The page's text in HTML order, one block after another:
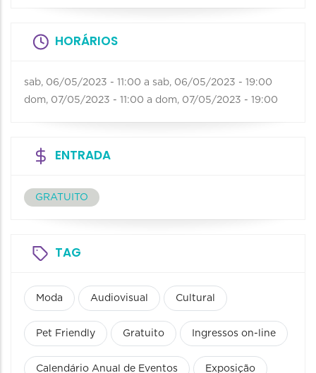
HORÁRIOS
sab, 06/05/2023 - 11:00 a sab, 06/05/2023 - 19:00
dom, 07/05/2023 - 11:00 a dom, 07/05/2023 - 19:00
ENTRADA
GRATUITO
TAG
Moda Audiovisual Cultural
Pet Friendly Gratuito Ingressos on-line
Calendário Anual de Eventos Exposição